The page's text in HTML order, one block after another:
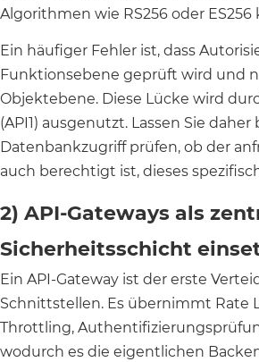
Algorithmen wie RS256 oder
Ein häufiger Fehler ist, dass
Funktionsebene geprüft wird und
Objektebene. Diese Lücke wird
(API1) ausgenutzt. Lassen Sie daher
Datenbankzugriff prüfen, ob der
auch berechtigt ist, dieses
2) API-Gateways als
Sicherheitsschicht
Ein API-Gateway ist der erste
Schnittstellen. Es übernimmt Rate
Throttling,
wodurch es die eigentlichen